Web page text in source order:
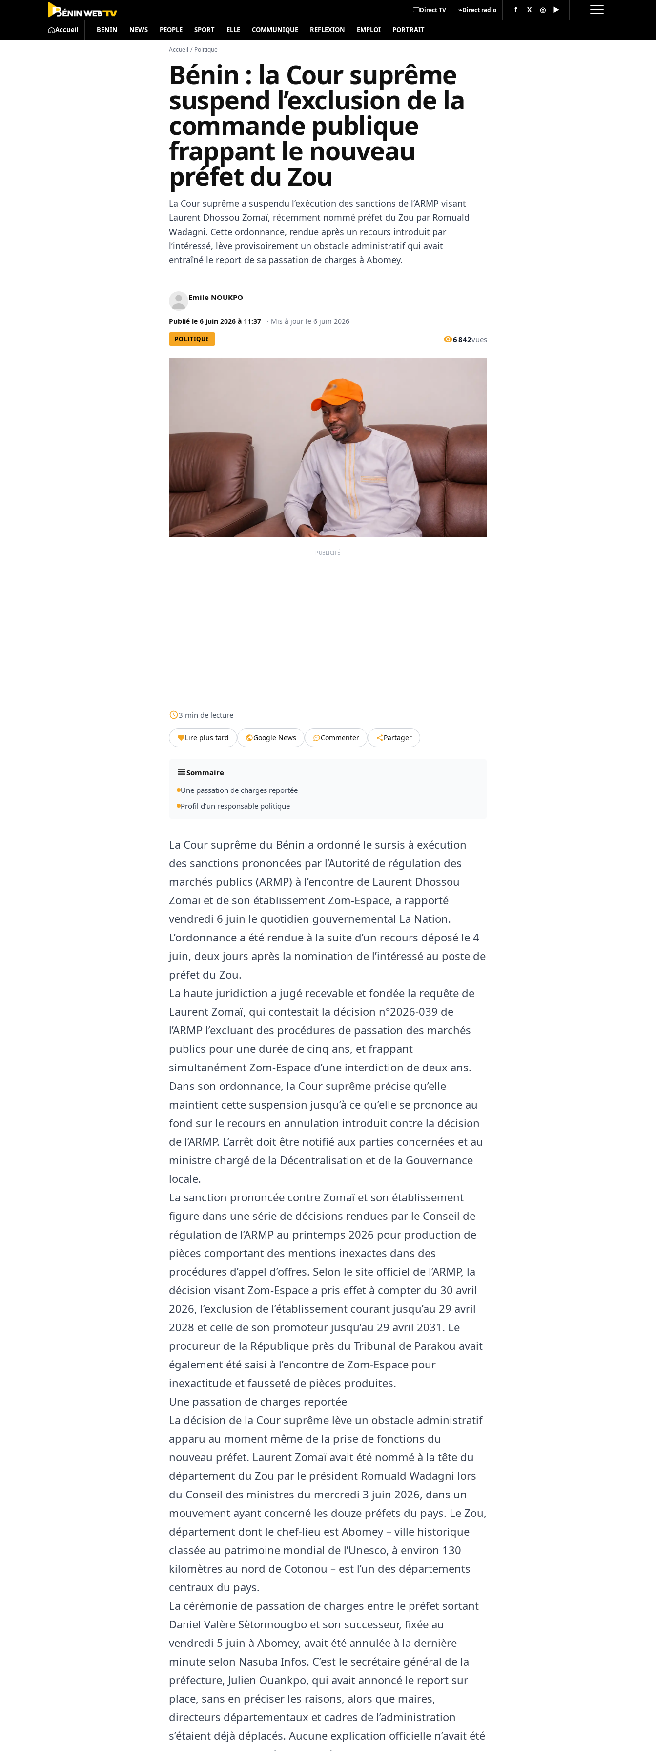
Direct TV ⌁Direct radio f X ◎ ▶
Accueil BENIN NEWS PEOPLE SPORT ELLE COMMUNIQUE REFLEXION EMPLOI PORTRAIT
Accueil / Politique
Bénin : la Cour suprême
suspend l’exclusion de la
commande publique
frappant le nouveau
préfet du Zou
La Cour suprême a suspendu l’exécution des sanctions de l’ARMP visant
Laurent Dhossou Zomaï, récemment nommé préfet du Zou par Romuald
Wadagni. Cette ordonnance, rendue après un recours introduit par
l’intéressé, lève provisoirement un obstacle administratif qui avait
entraîné le report de sa passation de charges à Abomey.
Emile NOUKPO
Publié le 6 juin 2026 à 11:37 · Mis à jour le 6 juin 2026
POLITIQUE 6 842vues
PUBLICITÉ
3 min de lecture
Lire plus tard Google News Commenter Partager
Sommaire
Une passation de charges reportée
Profil d’un responsable politique
La Cour suprême du Bénin a ordonné le sursis à exécution
des sanctions prononcées par l’Autorité de régulation des
marchés publics (ARMP) à l’encontre de Laurent Dhossou
Zomaï et de son établissement Zom-Espace, a rapporté
vendredi 6 juin le quotidien gouvernemental La Nation.
L’ordonnance a été rendue à la suite d’un recours déposé le 4
juin, deux jours après la nomination de l’intéressé au poste de
préfet du Zou.
La haute juridiction a jugé recevable et fondée la requête de
Laurent Zomaï, qui contestait la décision n°2026-039 de
l’ARMP l’excluant des procédures de passation des marchés
publics pour une durée de cinq ans, et frappant
simultanément Zom-Espace d’une interdiction de deux ans.
Dans son ordonnance, la Cour suprême précise qu’elle
maintient cette suspension jusqu’à ce qu’elle se prononce au
fond sur le recours en annulation introduit contre la décision
de l’ARMP. L’arrêt doit être notifié aux parties concernées et au
ministre chargé de la Décentralisation et de la Gouvernance
locale.
La sanction prononcée contre Zomaï et son établissement
figure dans une série de décisions rendues par le Conseil de
régulation de l’ARMP au printemps 2026 pour production de
pièces comportant des mentions inexactes dans des
procédures d’appel d’offres. Selon le site officiel de l’ARMP, la
décision visant Zom-Espace a pris effet à compter du 30 avril
2026, l’exclusion de l’établissement courant jusqu’au 29 avril
2028 et celle de son promoteur jusqu’au 29 avril 2031. Le
procureur de la République près du Tribunal de Parakou avait
également été saisi à l’encontre de Zom-Espace pour
inexactitude et fausseté de pièces produites.
Une passation de charges reportée
La décision de la Cour suprême lève un obstacle administratif
apparu au moment même de la prise de fonctions du
nouveau préfet. Laurent Zomaï avait été nommé à la tête du
département du Zou par le président Romuald Wadagni lors
du Conseil des ministres du mercredi 3 juin 2026, dans un
mouvement ayant concerné les douze préfets du pays. Le Zou,
département dont le chef-lieu est Abomey – ville historique
classée au patrimoine mondial de l’Unesco, à environ 130
kilomètres au nord de Cotonou – est l’un des départements
centraux du pays.
La cérémonie de passation de charges entre le préfet sortant
Daniel Valère Sètonnougbo et son successeur, fixée au
vendredi 5 juin à Abomey, avait été annulée à la dernière
minute selon Nasuba Infos. C’est le secrétaire général de la
préfecture, Julien Ouankpo, qui avait annoncé le report sur
place, sans en préciser les raisons, alors que maires,
directeurs départementaux et cadres de l’administration
s’étaient déjà déplacés. Aucune explication officielle n’avait été